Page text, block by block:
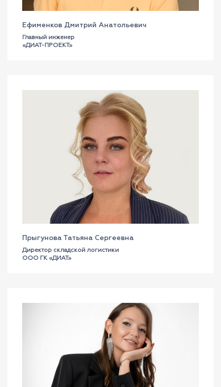
Ефименков Дмитрий Анатольевич
Главный инженер
«ДИАТ-ПРОЕКТ»
Прыгунова Татьяна Сергеевна
Директор складской логистики
ООО ГК «ДИАТ»